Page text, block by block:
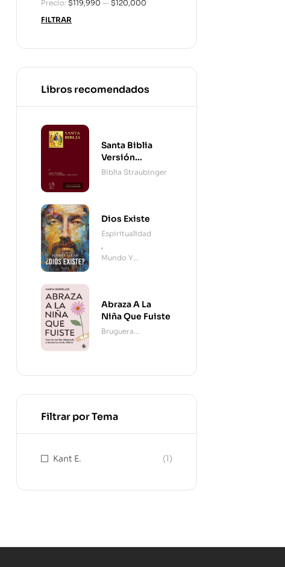
FILTRAR
Precio: $119,990 — $120,000
Libros recomendados
Santa Biblia
Versión
Straubinger - 2
Biblia Straubinger
Dios Existe
Espiritualidad
,
Mundo Y
Abraza A La
Niña Que Fuiste
Bruguera
Filtrar por Tema
Kant E. (1)